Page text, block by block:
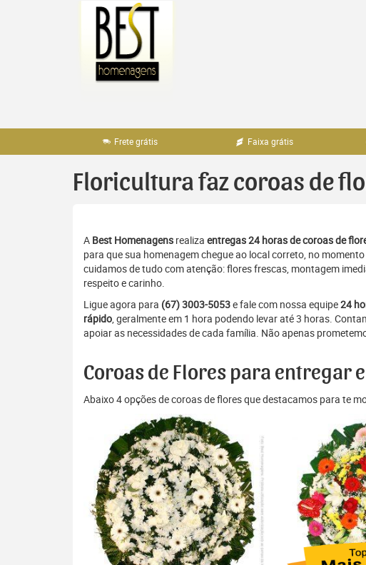
Frete grátis Faixa grátis
Floricultura faz coroas de
A Best Homenagens realiza entregas 24 horas de coroas de
para que sua homenagem chegue ao local correto, no
cuidamos de tudo com atenção: flores frescas, montagem
respeito e carinho.
Ligue agora para (67) 3003-5053e fale com nossa equipe24
rápido, geralmente em 1 hora podendo levar até 3 horas.
apoiar as necessidades de cada família. Não apenas
Coroas de Flores para entregar
Abaixo 4 opções de coroas de flores que destacamos para te